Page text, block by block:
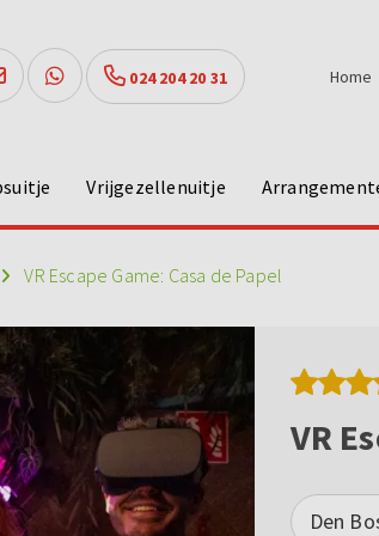
024 204 20 31 Home
Vrijgezellenuitje
VR Escape Game: Casa de Papel
VR
Den